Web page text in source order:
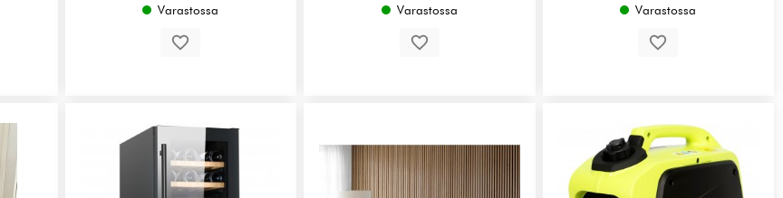
Varastossa Varastossa Varastossa